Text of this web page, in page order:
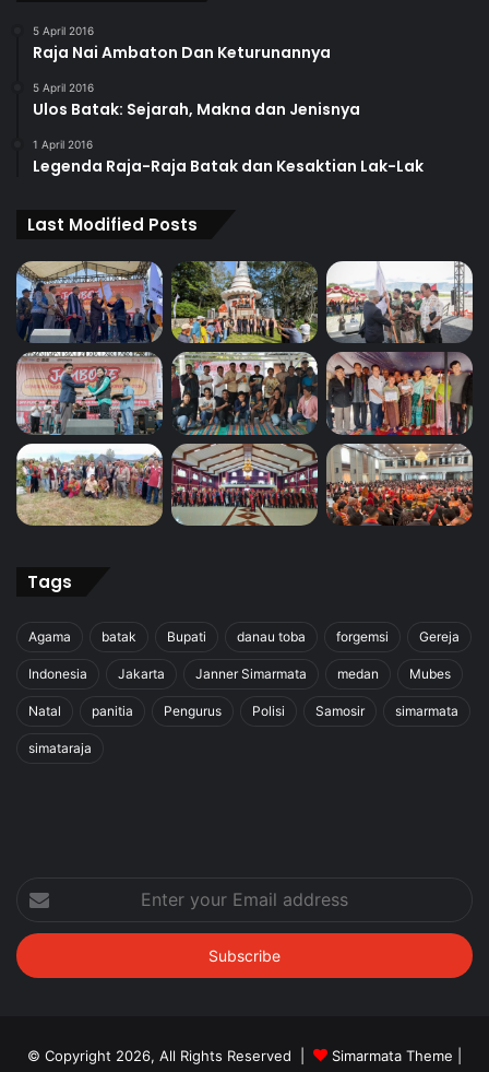
5 April 2016
Raja Nai Ambaton Dan Keturunannya
5 April 2016
Ulos Batak: Sejarah, Makna dan Jenisnya
1 April 2016
Legenda Raja-Raja Batak dan Kesaktian Lak-Lak
Last Modified Posts
Tags
Agama batak Bupati danau toba forgemsi Gereja
Indonesia Jakarta Janner Simarmata medan Mubes
Natal panitia Pengurus Polisi Samosir simarmata
simataraja
Enter
your
Email
address
© Copyright 2026, All Rights Reserved | Simarmata Theme